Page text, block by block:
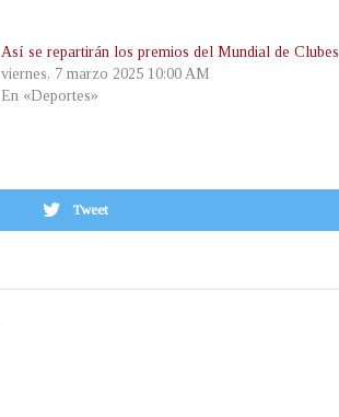
Así se repartirán los premios del Mundial de Clubes
viernes, 7 marzo 2025 10:00 AM
En «Deportes»
Tweet